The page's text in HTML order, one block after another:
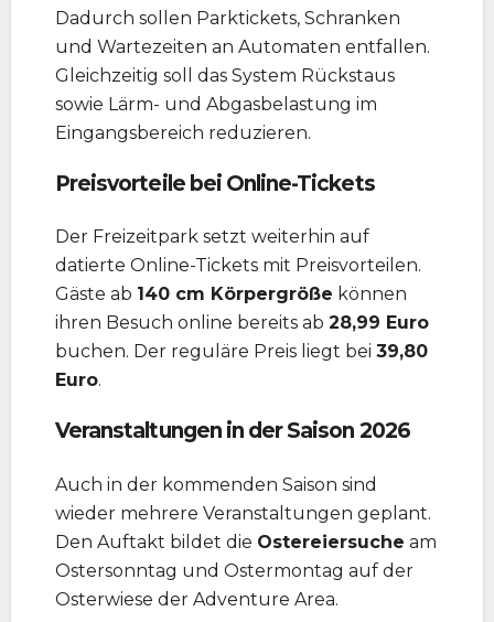
Dadurch sollen Parktickets, Schranken
und Wartezeiten an Automaten entfallen.
Gleichzeitig soll das System Rückstaus
sowie Lärm- und Abgasbelastung im
Eingangsbereich reduzieren.
Preisvorteile bei Online-Tickets
Der Freizeitpark setzt weiterhin auf
datierte Online-Tickets mit Preisvorteilen.
Gäste ab 140 cm Körpergröße können
ihren Besuch online bereits ab 28,99 Euro
buchen. Der reguläre Preis liegt bei 39,80
Euro.
Veranstaltungen in der Saison 2026
Auch in der kommenden Saison sind
wieder mehrere Veranstaltungen geplant.
Den Auftakt bildet die Ostereiersuche am
Ostersonntag und Ostermontag auf der
Osterwiese der Adventure Area.